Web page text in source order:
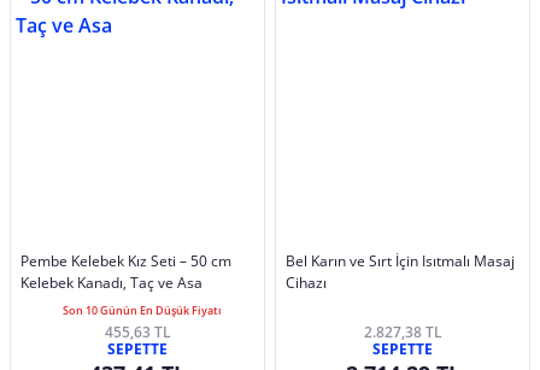
Pembe Kelebek Kız Seti – 50 cm
Kelebek Kanadı, Taç ve Asa
Son 10 Günün En Düşük Fiyatı
455,63 TL
SEPETTE
Bel Karın ve Sırt İçin Isıtmalı Masaj
Cihazı
2.827,38 TL
SEPETTE